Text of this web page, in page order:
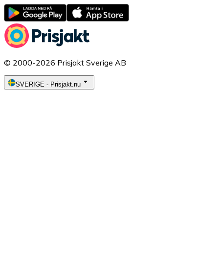
© 2000-2026 Prisjakt Sverige AB
SVERIGE - Prisjakt.nu